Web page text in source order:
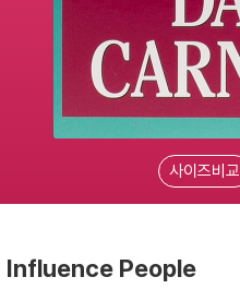
사이즈비교
People